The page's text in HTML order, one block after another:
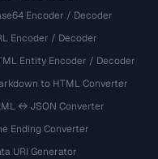
Encoder / Decoder
Encoder / Decoder
Entity Encoder / Decoder
to HTML Converter
↔ JSON Converter
Ending Converter
URI Generator